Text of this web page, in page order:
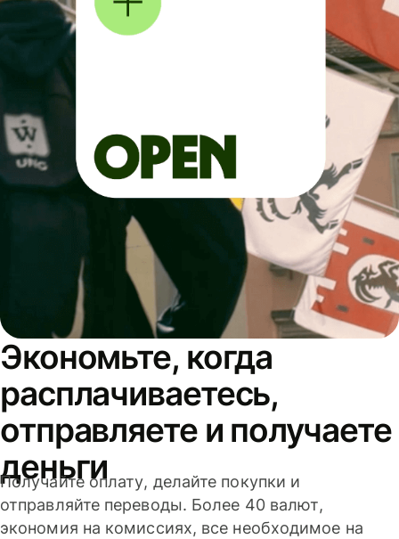
Экономьте, когда
расплачиваетесь,
отправляете и получаете
деньги
Получайте оплату, делайте покупки и
отправляйте переводы. Более 40 валют,
экономия на комиссиях, все необходимое на